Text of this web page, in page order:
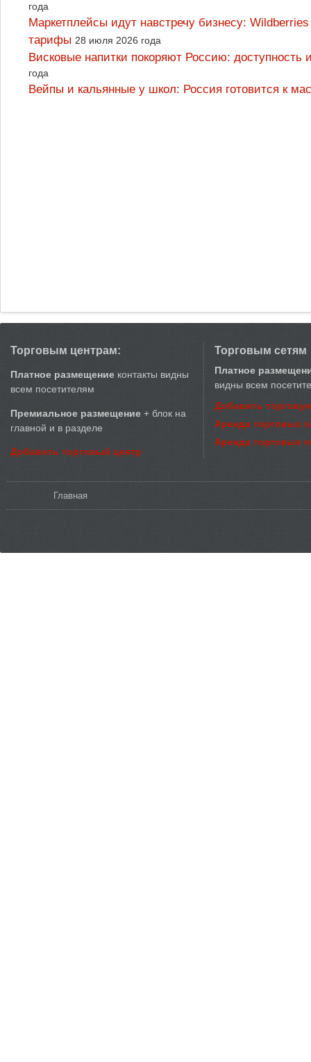
года
Маркетплейсы идут навстречу бизнесу:
тарифы 28 июля 2026 года
Висковые напитки покоряют Россию:
года
Вейпы и кальянные у школ: Россия готовится к
Торговым центрам:
Платное размещение контакты видны
всем посетителям
Премиальное размещение + блок на
главной и в разделе
Добавить торговый центр
Торговым сетям
Платное
видны всем
Добавить
Аренда торговых
Аренда торговых
Главная